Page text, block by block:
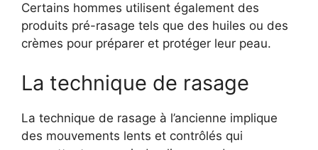
Certains hommes utilisent également des
produits pré-rasage tels que des huiles ou des
crèmes pour préparer et protéger leur peau.
La technique de rasage
La technique de rasage à l’ancienne implique
des mouvements lents et contrôlés qui